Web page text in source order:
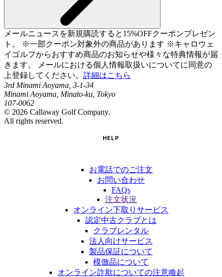
メールニュースを新規購読すると15%OFFクーポンプレゼン
ト。 ※一部クーポン対象外の商品があります ※キャロウェ
イゴルフからおすすめ商品のお知らせや様々な特典情報が届
きます。 メールにおける個人情報取扱いについてに同意の
上登録してください。 詳細はこちら
3rd Minami Aoyama, 3-1-34
Minami Aoyama, Minato-ku, Tokyo
107-0062
© 2026 Callaway Golf Company.
All rights reserved.
HELP
お電話でのご注文
お問い合わせ
FAQs
注文状況
オンライン下取りサービス
認定中古クラブとは
クラブレンタル
法人向けサービス
製品保証について
模倣品について
オンライン詐欺についての注意喚起